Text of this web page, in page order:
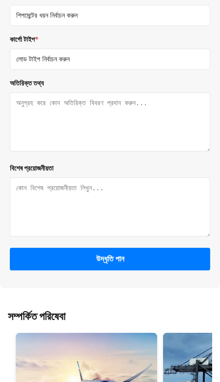
কার্গো টাইপ*
অতিরিক্ত তথ্য
বিশেষ প্রয়োজনীয়তা
উদ্ধৃতি পান
সম্পর্কিত পরিষেবা